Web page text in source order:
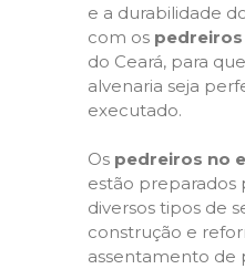
e a durabilidade
com os
do Ceará, para
alvenaria seja
executado.
Os pedreiros no
estão preparados
diversos tipos de
construção e
assentamento de